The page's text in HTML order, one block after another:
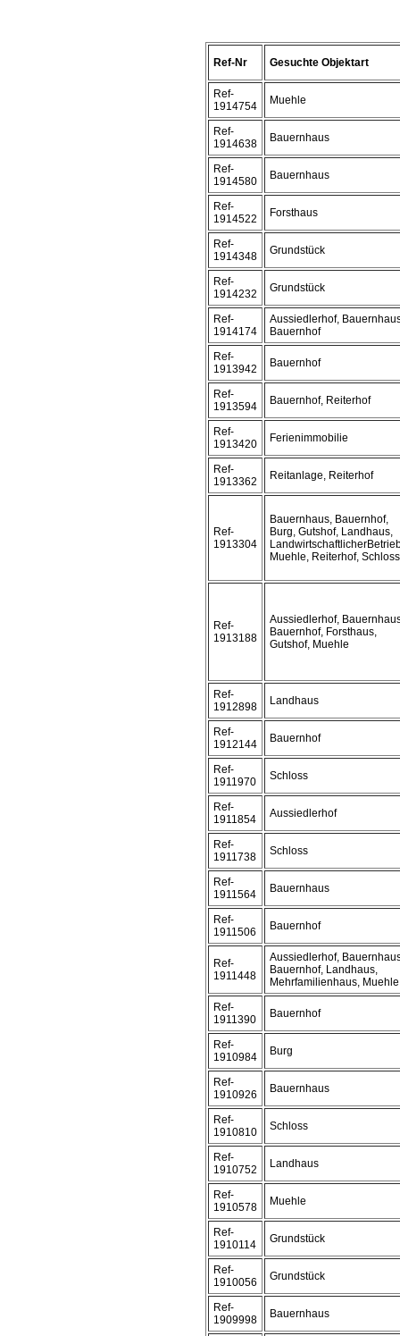
Ref-Nr Gesuchte Objektart
Ref-
1914754
Muehle
Ref-
1914638
Bauernhaus
Ref-
1914580
Bauernhaus
Ref-
1914522
Forsthaus
Ref-
1914348
Grundstück
Ref-
1914232
Grundstück
Ref-
1914174
Aussiedlerhof,
Bauernhof
Ref-
1913942
Bauernhof
Ref-
1913594
Bauernhof, Reiterhof
Ref-
1913420
Ferienimmobilie
Ref-
1913362
Reitanlage, Reiterhof
Ref-
1913304
Bauernhaus, Bauernhof,
Burg, Gutshof, Landhaus,
Muehle, Reiterhof, Schloss
Ref-
1913188
Aussiedlerhof,
Bauernhof, Forsthaus,
Gutshof, Muehle
Ref-
1912898
Landhaus
Ref-
1912144
Bauernhof
Ref-
1911970
Schloss
Ref-
1911854
Aussiedlerhof
Ref-
1911738
Schloss
Ref-
1911564
Bauernhaus
Ref-
1911506
Bauernhof
Ref-
1911448
Aussiedlerhof,
Bauernhof, Landhaus,
Mehrfamilienhaus, Muehle
Ref-
1911390
Bauernhof
Ref-
1910984
Burg
Ref-
1910926
Bauernhaus
Ref-
1910810
Schloss
Ref-
1910752
Landhaus
Ref-
1910578
Muehle
Ref-
1910114
Grundstück
Ref-
1910056
Grundstück
Ref-
1909998
Bauernhaus